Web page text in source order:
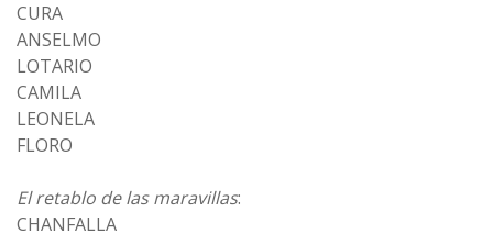
CURA
ANSELMO
LOTARIO
CAMILA
LEONELA
FLORO
El retablo de las maravillas:
CHANFALLA